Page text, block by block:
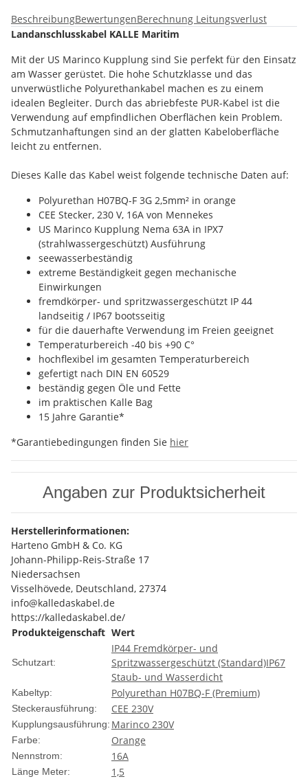
BeschreibungBewertungenBerechnung Leitungsverlust
Landanschlusskabel KALLE Maritim
Mit der US Marinco Kupplung sind Sie perfekt für den Einsatz
am Wasser gerüstet. Die hohe Schutzklasse und das
unverwüstliche Polyurethankabel machen es zu einem
idealen Begleiter. Durch das abriebfeste PUR-Kabel ist die
Verwendung auf empfindlichen Oberflächen kein Problem.
Schmutzanhaftungen sind an der glatten Kabeloberfläche
leicht zu entfernen.
Dieses Kalle das Kabel weist folgende technische Daten auf:
Polyurethan H07BQ-F 3G 2,5mm² in orange
CEE Stecker, 230 V, 16A von Mennekes
US Marinco Kupplung Nema 63A in IPX7
(strahlwassergeschützt) Ausführung
seewasserbeständig
extreme Beständigkeit gegen mechanische
Einwirkungen
fremdkörper- und spritzwassergeschützt IP 44
landseitig / IP67 bootsseitig
für die dauerhafte Verwendung im Freien geeignet
Temperaturbereich -40 bis +90 C°
hochflexibel im gesamten Temperaturbereich
gefertigt nach DIN EN 60529
beständig gegen Öle und Fette
im praktischen Kalle Bag
15 Jahre Garantie*
*Garantiebedingungen finden Sie hier
Angaben zur Produktsicherheit
Herstellerinformationen:
Harteno GmbH & Co. KG
Johann-Philipp-Reis-Straße 17
Niedersachsen
Visselhövede, Deutschland, 27374
info@kalledaskabel.de
https://kalledaskabel.de/
Produkteigenschaft Wert
Schutzart:
IP44 Fremdkörper- und
Spritzwassergeschützt (Standard)IP67
Staub- und Wasserdicht
Kabeltyp: Polyurethan H07BQ-F (Premium)
Steckerausführung: CEE 230V
Kupplungsausführung: Marinco 230V
Farbe: Orange
Nennstrom: 16A
Länge Meter: 1,5